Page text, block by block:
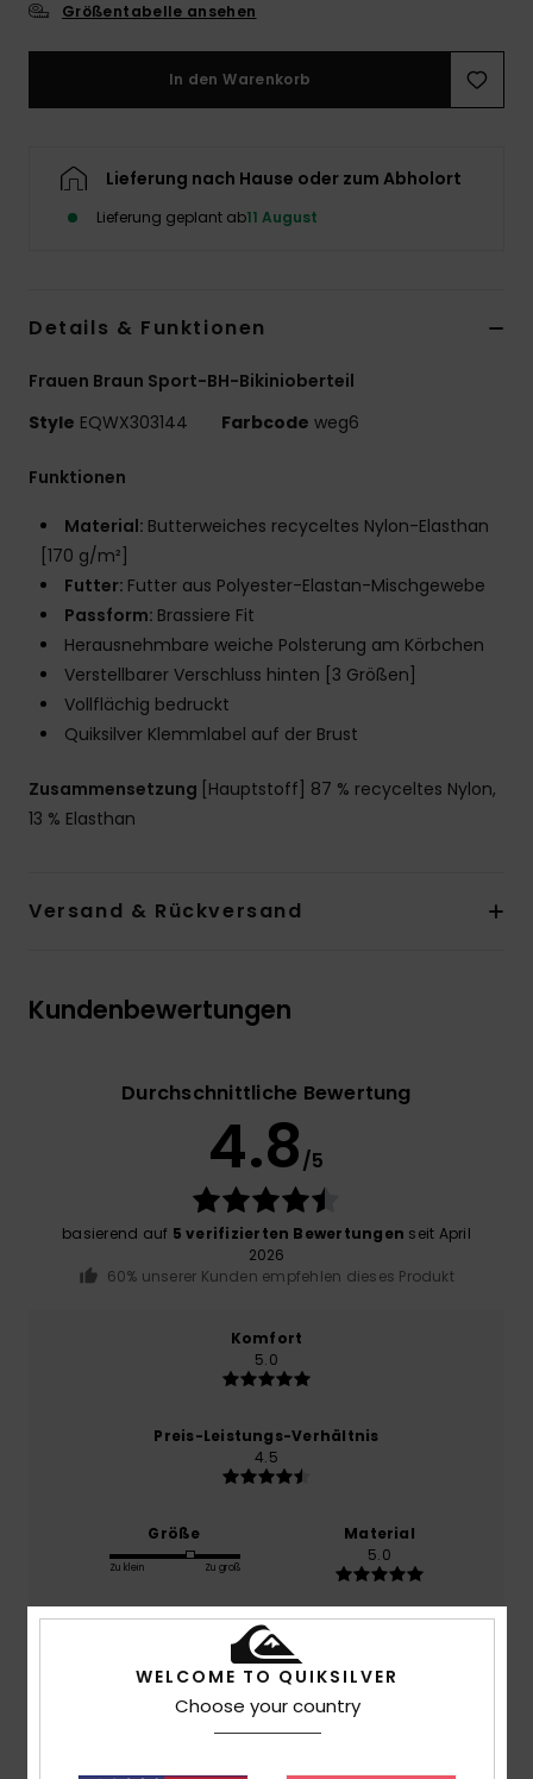
Größentabelle ansehen
In den Warenkorb
Lieferung nach Hause oder zum Abholort
Lieferung geplant ab11 August
Details & Funktionen
Frauen Braun Sport-BH-Bikinioberteil
Style EQWX303144 Farbcode weg6
Funktionen
Material: Butterweiches recyceltes Nylon-Elasthan
[170 g/m²]
Futter: Futter aus Polyester-Elastan-Mischgewebe
Passform: Brassiere Fit
Herausnehmbare weiche Polsterung am Körbchen
Verstellbarer Verschluss hinten [3 Größen]
Vollflächig bedruckt
Quiksilver Klemmlabel auf der Brust
Zusammensetzung [Hauptstoff] 87 % recyceltes Nylon,
13 % Elasthan
Versand & Rückversand
Kundenbewertungen
Durchschnittliche Bewertung
4.8/5
basierend auf 5 verifizierten Bewertungen seit April
2026
60% unserer Kunden empfehlen dieses Produkt
Komfort
5.0
Preis-Leistungs-Verhältnis
4.5
Größe
Zu klein Zu groß
Material
5.0
Farbe
5.0
WELCOME TO QUIKSILVER
Choose your country